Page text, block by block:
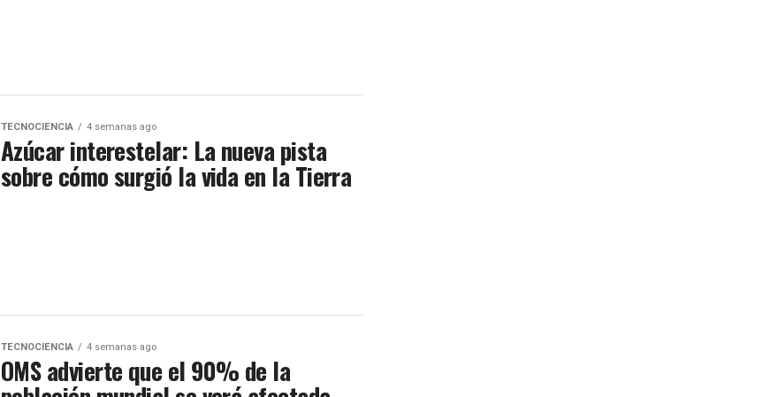
TECNOCIENCIA 4 semanas ago
Azúcar interestelar: La nueva pista
sobre cómo surgió la vida en la Tierra
TECNOCIENCIA 4 semanas ago
OMS advierte que el 90% de la